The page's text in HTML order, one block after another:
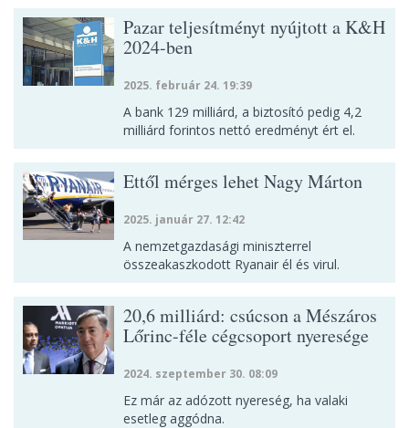
Pazar teljesítményt nyújtott a K&H
2024-ben
2025. február 24. 19:39
A bank 129 milliárd, a biztosító pedig 4,2
milliárd forintos nettó eredményt ért el.
Ettől mérges lehet Nagy Márton
2025. január 27. 12:42
A nemzetgazdasági miniszterrel
összeakaszkodott Ryanair él és virul.
20,6 milliárd: csúcson a Mészáros
Lőrinc-féle cégcsoport nyeresége
2024. szeptember 30. 08:09
Ez már az adózott nyereség, ha valaki
esetleg aggódna.